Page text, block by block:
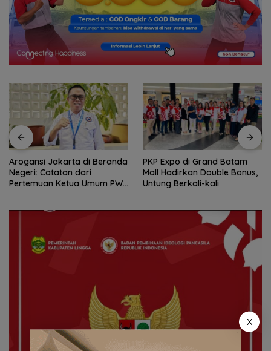
Arogansi Jakarta di Beranda
Negeri: Catatan dari
Pertemuan Ketua Umum PWI
PKP Expo di Grand Batam
Mall Hadirkan Double Bonus,
Untung Berkali-kali
X